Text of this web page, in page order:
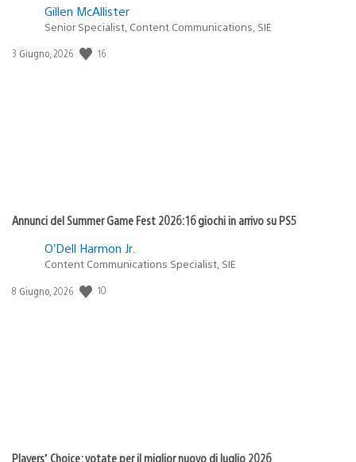
Gillen McAllister
Senior Specialist, Content Communications, SIE
Data
3 Giugno, 2026 16
Annunci del Summer Game Fest 2026: 16 giochi in arrivo su PS5
O’Dell Harmon Jr.
Content Communications Specialist, SIE
Data
8 Giugno, 2026 10
Players’ Choice: votate per il miglior nuovo di luglio 2026